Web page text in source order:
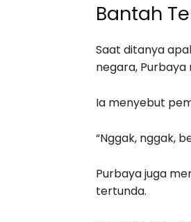
Bantah
Saat ditanya
negara,
Ia menyebut
“Nggak, nggak,
Purbaya juga
tertunda.